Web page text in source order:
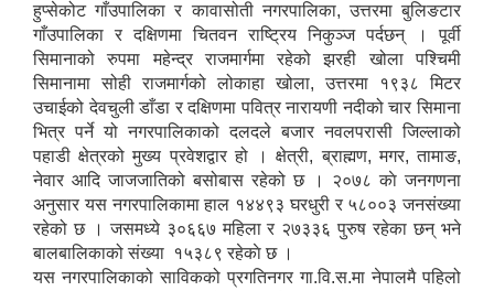
हुप्सेकोट गाँउपालिका र कावासोती नगरपालिका, उत्तरमा बुलिङटार
गाँउपालिका र दक्षिणमा चितवन राष्ट्रिय निकुञ्ज पर्दछन् । पूर्वी
सिमानाको रुपमा महेन्द्र राजमार्गमा रहेको झरही खोला पश्चिमी
सिमानामा सोही राजमार्गको लोकाहा खोला, उत्तरमा १९३८ मिटर
उचाईको देवचुली डाँडा र दक्षिणमा पवित्र नारायणी नदीको चार सिमाना
भित्र पर्ने यो नगरपालिकाको दलदले बजार नवलपरासी जिल्लाको
पहाडी क्षेत्रको मुख्य प्रवेशद्वार हो । क्षेत्री, ब्राह्मण, मगर, तामाङ,
नेवार आदि जाजजातिको बसोबास रहेको छ । २०७८ काे जनगणना
अनुसार यस नगरपालिकामा हाल १४४९३ घरधुरी र ५८००३ जनसंख्या
रहेको छ । जसमध्ये ३०६६७ महिला र २७३३६ पुरुष रहेका छन् भने
बालबालिकाको संख्या १५३८९ रहेकाे छ ।
यस नगरपालिकाको साविकको प्रगतिनगर गा.वि.स.मा नेपालमै पहिलो